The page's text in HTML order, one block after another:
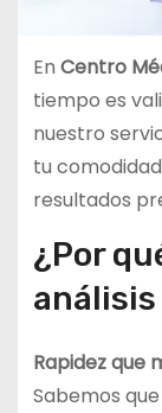
En Centro
tiempo es
nuestro
tu
resultados
¿Por
Rapidez que
Sabemos